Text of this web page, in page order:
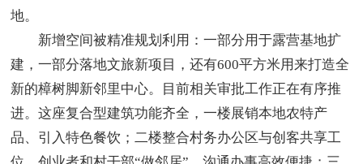
地。
新增空间被精准规划利用：一部分用于露营基地扩
建，一部分落地文旅新项目，还有600平方米用来打造全
新的樟树脚新邻里中心。目前相关审批工作正在有序推
进。这座复合型建筑功能齐全，一楼展销本地农特产
品、引入特色餐饮；二楼整合村务办公区与创客共享工